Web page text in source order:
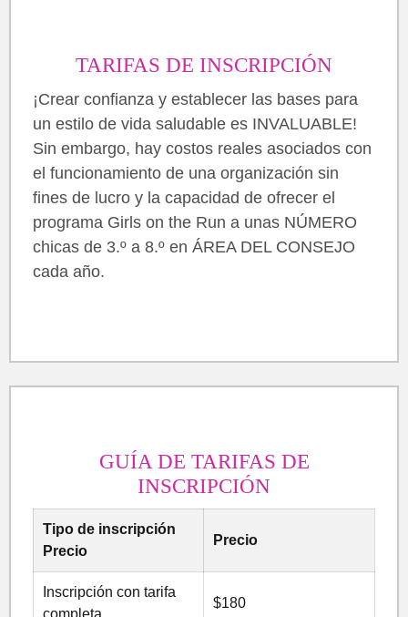
TARIFAS DE INSCRIPCIÓN
¡Crear confianza y establecer las bases para
un estilo de vida saludable es INVALUABLE!
Sin embargo, hay costos reales asociados con
el funcionamiento de una organización sin
fines de lucro y la capacidad de ofrecer el
programa Girls on the Run a unas NÚMERO
chicas de 3.º a 8.º en ÁREA DEL CONSEJO
cada año.
GUÍA DE TARIFAS DE
INSCRIPCIÓN
Tipo de inscripción
Precio
Precio
Inscripción con tarifa
completa
$180